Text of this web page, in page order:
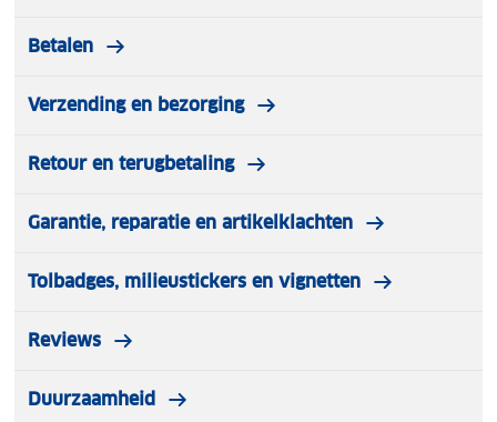
Betalen
Verzending en bezorging
Retour en terugbetaling
Garantie, reparatie en artikelklachten
Tolbadges, milieustickers en vignetten
Reviews
Duurzaamheid